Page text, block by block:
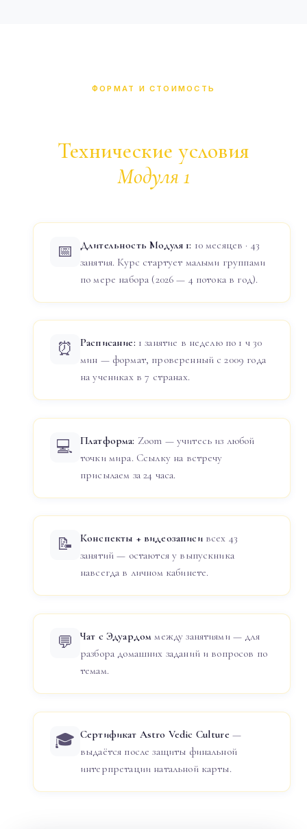
ФОРМАТ И СТОИМОСТЬ
Технические условия
Модуля 1
📅 Длительность Модуля 1: 10 месяцев · 43
занятия. Курс стартует малыми группами
по мере набора (2026 — 4 потока в год).
⏰ Расписание: 1 занятие в неделю по 1 ч 30
мин — формат, проверенный с 2009 года
на учениках в 7 странах.
💻 Платформа: Zoom — учитесь из любой
точки мира. Ссылку на встречу
присылаем за 24 часа.
📝 Конспекты + видеозаписивсех 43
занятий — остаются у выпускника
навсегда в личном кабинете.
💬 Чат с Эдуардом между занятиями — для
разбора домашних заданий и вопросов по
темам.
🎓 Сертификат Astro Vedic Culture —
выдаётся после защиты финальной
интерпретации натальной карты.